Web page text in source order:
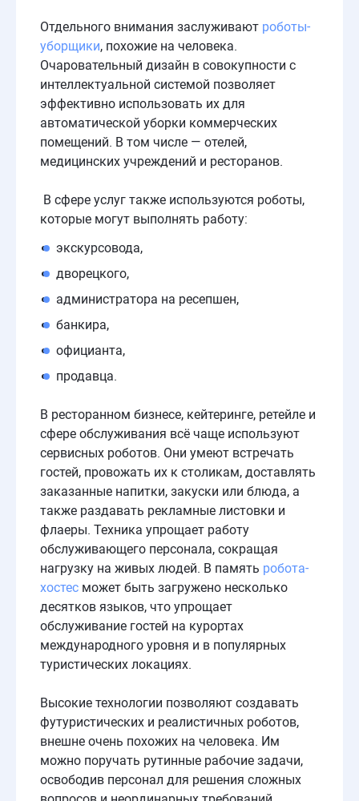
Отдельного внимания заслуживают роботы-
уборщики, похожие на человека.
Очаровательный дизайн в совокупности с
интеллектуальной системой позволяет
эффективно использовать их для
автоматической уборки коммерческих
помещений. В том числе — отелей,
медицинских учреждений и ресторанов.
В сфере услуг также используются роботы,
которые могут выполнять работу:
экскурсовода,
дворецкого,
администратора на ресепшен,
банкира,
официанта,
продавца.
В ресторанном бизнесе, кейтеринге, ретейле и
сфере обслуживания всё чаще используют
сервисных роботов. Они умеют встречать
гостей, провожать их к столикам, доставлять
заказанные напитки, закуски или блюда, а
также раздавать рекламные листовки и
флаеры. Техника упрощает работу
обслуживающего персонала, сокращая
нагрузку на живых людей. В память робота-
хостес может быть загружено несколько
десятков языков, что упрощает
обслуживание гостей на курортах
международного уровня и в популярных
туристических локациях.
Высокие технологии позволяют создавать
футуристических и реалистичных роботов,
внешне очень похожих на человека. Им
можно поручать рутинные рабочие задачи,
освободив персонал для решения сложных